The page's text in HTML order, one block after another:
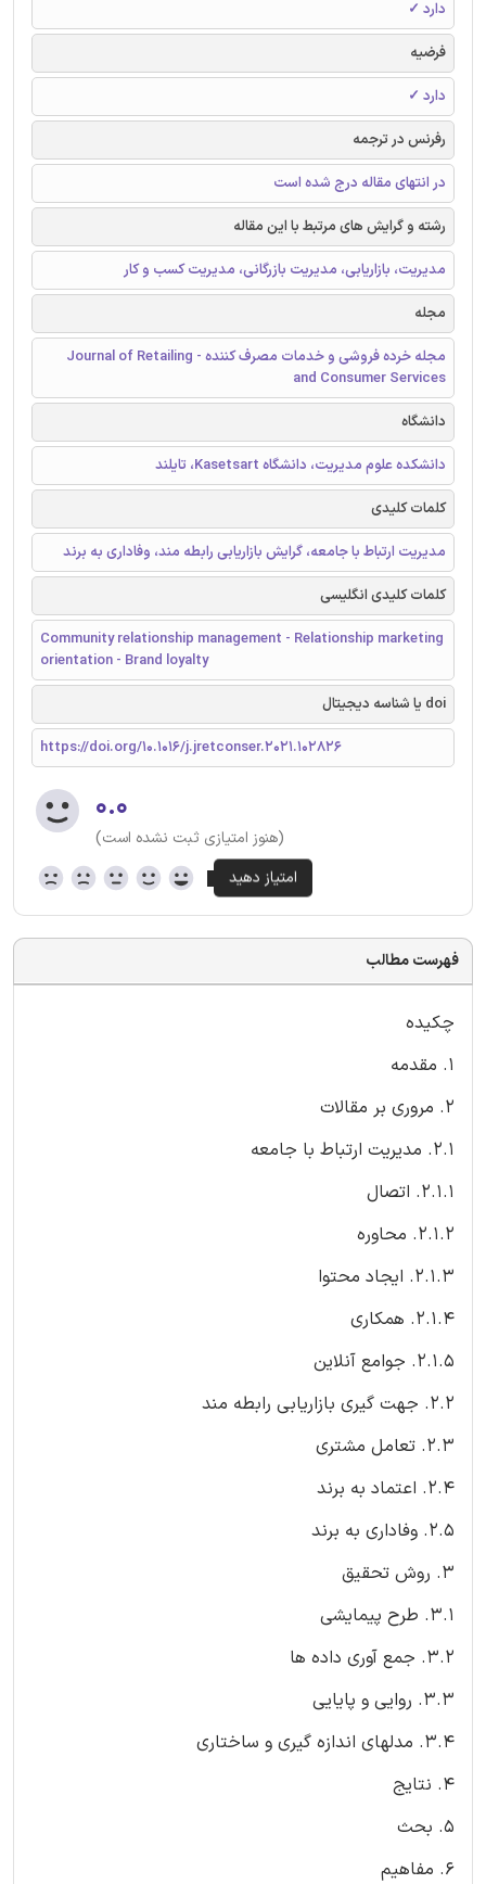
دارد ✓
فرضیه
دارد ✓
رفرنس در ترجمه
در انتهای مقاله درج شده است
رشته و گرایش های مرتبط با این مقاله
مدیریت، بازاریابی، مدیریت بازرگانی، مدیریت کسب و کار
مجله
مجله خرده فروشی و خدمات مصرف کننده - Journal of Retailing
and Consumer Services
دانشگاه
دانشکده علوم مدیریت، دانشگاه Kasetsart، تایلند
کلمات کلیدی
مدیریت ارتباط با جامعه، گرایش بازاریابی رابطه مند، وفاداری به برند
کلمات کلیدی انگلیسی
Community relationship management - Relationship marketing
orientation - Brand loyalty
doi یا شناسه دیجیتال
https://doi.org/10.1016/j.jretconser.2021.102826
۰.۰
(هنوز امتیازی ثبت نشده است)
فهرست مطالب
چکیده
1. مقدمه
2. مروری بر مقالات
2.1. مدیریت ارتباط با جامعه
2.1.1. اتصال
2.1.2. محاوره
2.1.3. ایجاد محتوا
2.1.4. همکاری
2.1.5. جوامع آنلاین
2.2. جهت گیری بازاریابی رابطه مند
2.3. تعامل مشتری
2.4. اعتماد به برند
2.5. وفاداری به برند
3. روش تحقیق
3.1. طرح پیمایشی
3.2. جمع آوری داده ها
3.3. روایی و پایایی
3.4. مدلهای اندازه گیری و ساختاری
4. نتایج
5. بحث
6. مفاهیم